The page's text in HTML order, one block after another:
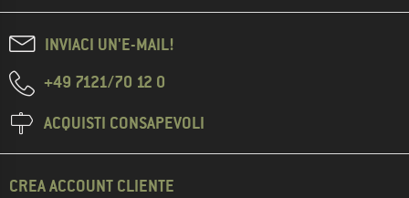
INVIACI UN'E-MAIL!
+49 7121/70 12 0
ACQUISTI CONSAPEVOLI
CREA ACCOUNT CLIENTE